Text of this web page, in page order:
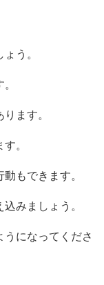
う。
ます。
。
もできます。
みましょう。
になってくださ